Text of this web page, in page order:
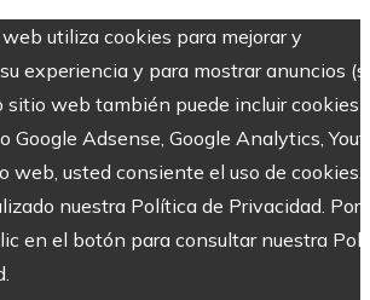
utiliza cookies para mejorar y
experiencia y para mostrar anuncios
sitio web también puede incluir cookies
Google Adsense, Google Analytics,
web, usted consiente el uso de cookies.
nuestra Política de Privacidad. Por
en el botón para consultar nuestra